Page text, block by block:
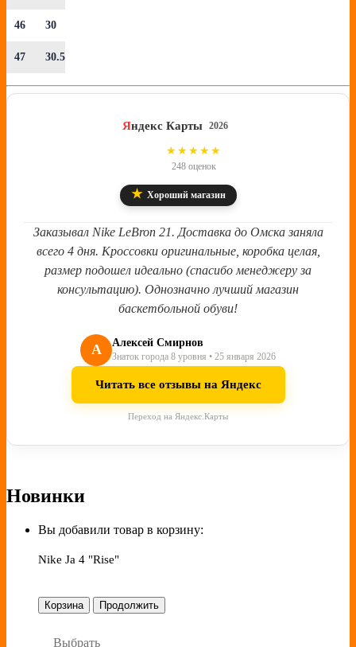
46 30
47 30.5
Яндекс Карты 2026
★★★★★
248 оценок
★ Хороший магазин
Заказывал Nike LeBron 21. Доставка до Омска заняла
всего 4 дня. Кроссовки оригинальные, коробка целая,
размер подошел идеально (спасибо менеджеру за
консультацию). Однозначно лучший магазин
баскетбольной обуви!
А Алексей Смирнов
Знаток города 8 уровня • 25 января 2026
Читать все отзывы на Яндекс
Переход на Яндекс.Карты
Новинки
Вы добавили товар в корзину:
Nike Ja 4 "Rise"
Корзина Продолжить
Выбрать